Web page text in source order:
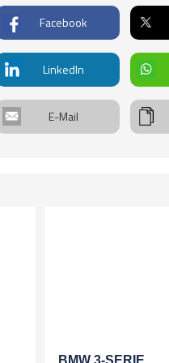
verstelbare spiegels, verwarmd
stuur
stuur
velgen 17 inch
geremd
Facebook
LinkedIn
E-Mail
BMW 3-SERIE